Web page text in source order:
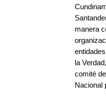
manera
la
comité
Nacional